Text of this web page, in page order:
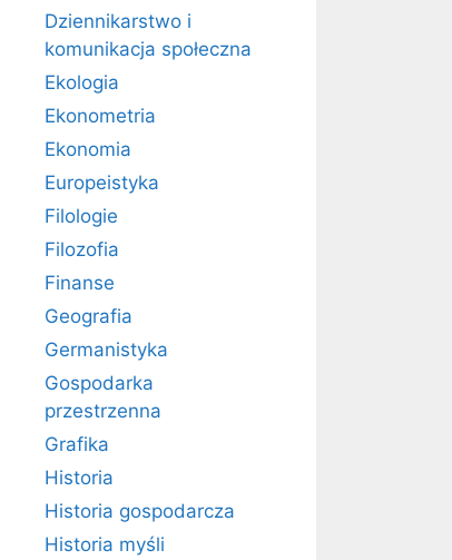
Dziennikarstwo i
komunikacja społeczna
Ekologia
Ekonometria
Ekonomia
Europeistyka
Filologie
Filozofia
Finanse
Geografia
Germanistyka
Gospodarka
przestrzenna
Grafika
Historia
Historia gospodarcza
Historia myśli